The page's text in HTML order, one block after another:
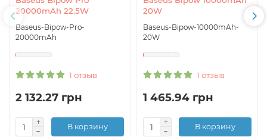
20000mAh 22.5W
Baseus-Bipow-Pro-
20000mAh
1 отзыв
2 132.27 грн
В корзину
20W
Baseus-Bipow-10000mAh-
20W
1 отзыв
1 465.94 грн
В корзину